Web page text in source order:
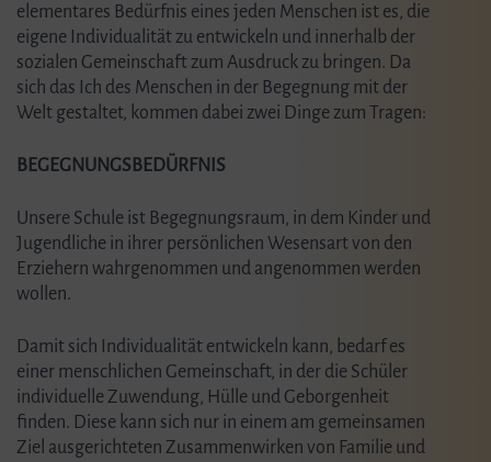
elementares Bedürfnis eines jeden Menschen ist es, die
eigene Individualität zu entwickeln und innerhalb der
sozialen Gemeinschaft zum Ausdruck zu bringen. Da
sich das Ich des Menschen in der Begegnung mit der
Welt gestaltet, kommen dabei zwei Dinge zum Tragen:
BEGEGNUNGSBEDÜRFNIS
Unsere Schule ist Begegnungsraum, in dem Kinder und
Jugendliche in ihrer persönlichen Wesensart von den
Erziehern wahrgenommen und angenommen werden
wollen.
Damit sich Individualität entwickeln kann, bedarf es
einer menschlichen Gemeinschaft, in der die Schüler
individuelle Zuwendung, Hülle und Geborgenheit
finden. Diese kann sich nur in einem am gemeinsamen
Ziel ausgerichteten Zusammenwirken von Familie und